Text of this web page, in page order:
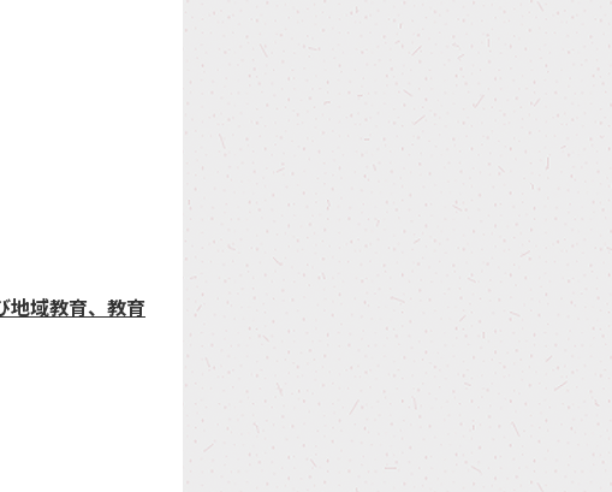
地域教育、教育